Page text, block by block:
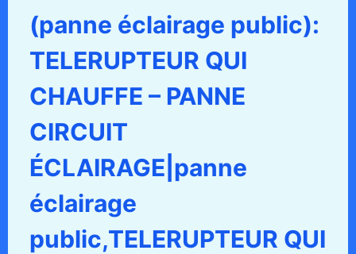
(panne éclairage public):
TELERUPTEUR QUI
CHAUFFE – PANNE
CIRCUIT
ÉCLAIRAGE|panne
éclairage
public,TELERUPTEUR QUI